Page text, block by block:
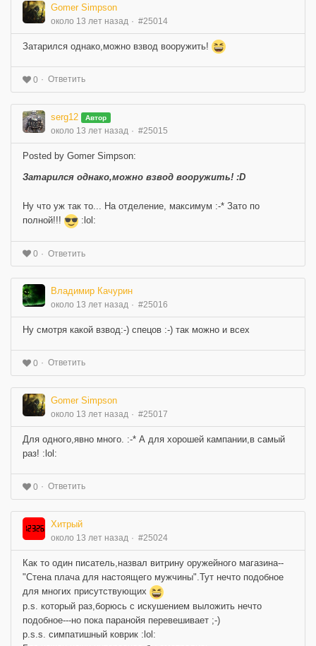
Gomer Simpson
около 13 лет назад #25014
Затарился однако,можно взвод вооружить!
0 Ответить
serg12 Автор
около 13 лет назад #25015
Posted by Gomer Simpson:
Затарился однако,можно взвод вооружить! :D
Ну что уж так то... На отделение, максимум :-* Зато по
полной!!!
:lol:
0 Ответить
Владимир Качурин
около 13 лет назад #25016
Ну смотря какой взвод:-) спецов :-) так можно и всех
0 Ответить
Gomer Simpson
около 13 лет назад #25017
Для одного,явно много. :-* А для хорошей кампании,в самый
раз! :lol:
0 Ответить
Хитрый
около 13 лет назад #25024
Как то один писатель,назвал витрину оружейного магазина--
"Стена плача для настоящего мужчины".Тут нечто подобное
для многих присутствующих
p.s. который раз,борюсь с искушением выложить нечто
подобное---но пока паранойя перевешивает ;-)
p.s.s. симпатишный коврик :lol: